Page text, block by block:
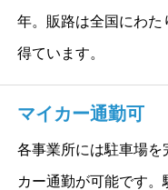
年。販路は全国にわた
得ています。
マイカー通勤可
各事業所には駐車場を
カー通勤が可能です。